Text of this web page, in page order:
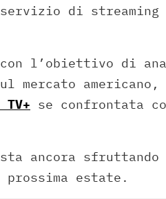
di streaming
l’obiettivo di
americano,
se confrontata
ancora
estate.